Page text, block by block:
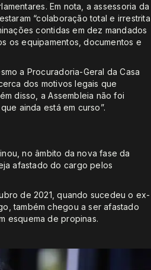
Em nota, a assessoria da
“colaboração total e irrestrita
contidas em dez mandados
os equipamentos, documentos e
a Procuradoria-Geral da Casa
dos motivos legais que
disso, a Assembleia não foi
ainda está em curso”.
no âmbito da nova fase da
afastado do cargo pelos
de 2021, quando sucedeu o ex-
também chegou a ser afastado
esquema de propinas.